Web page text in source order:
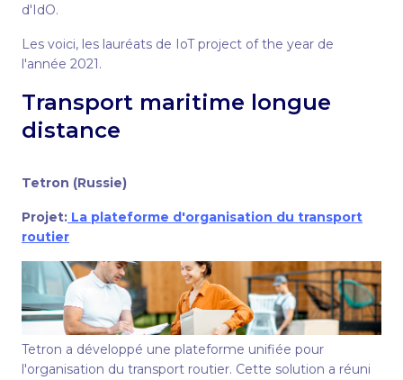
d'IdO.
Les voici, les lauréats de IoT project of the year de
l'année 2021.
Transport maritime longue
distance
Tetron (Russie)
Projet: La plateforme d'organisation du transport
routier
Tetron a développé une plateforme unifiée pour
l'organisation du transport routier. Cette solution a réuni